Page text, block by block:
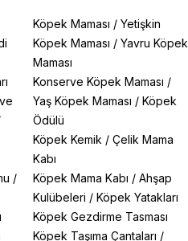
/
Köpek Maması /Yetişkin
Köpek Maması /Yavru Köpek
Maması
Konserve Köpek Maması /
Yaş Köpek Maması /Köpek
Ödülü
Köpek Kemik /Çelik Mama
Kabı
Köpek Mama Kabı /Ahşap
Kulübeleri /Köpek Yatakları
Köpek Gezdirme Tasması
Köpek Taşıma Çantaları /